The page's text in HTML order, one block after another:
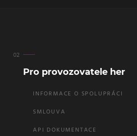
Pro provozovatele her
INFORMACE O SPOLUPRÁCI
SMLOUVA
API DOKUMENTACE